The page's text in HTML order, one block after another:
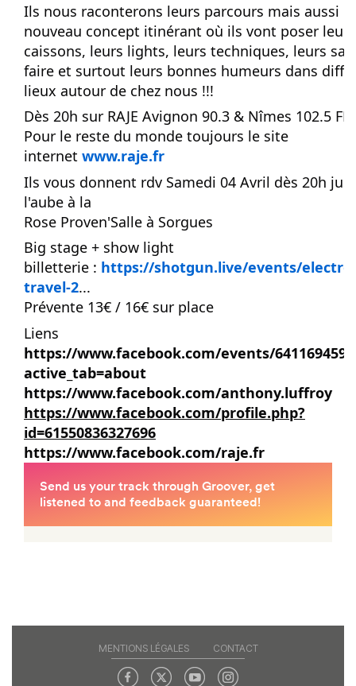
Ils nous raconterons leurs parcours mais aussi
nouveau concept itinérant où ils vont poser leurs
caissons, leurs lights, leurs techniques, leurs
faire et surtout leurs bonnes humeurs dans
lieux autour de chez nous !!!
Dès 20h sur RAJE Avignon 90.3 & Nîmes 102.5 FM
Pour le reste du monde toujours le site
internet www.raje.fr
Ils vous donnent rdv Samedi 04 Avril dès 20h
l'aube à la
Rose Proven'Salle à Sorgues
Big stage + show light
billetterie : https://shotgun.live/events/
travel-2...
Prévente 13€ / 16€ sur place
Liens
https://www.facebook.com/events/
active_tab=about
https://www.facebook.com/anthony.luffroy
https://www.facebook.com/profile.php?
id=61550836327696
https://www.facebook.com/raje.fr
MENTIONS LÉGALES CONTACT